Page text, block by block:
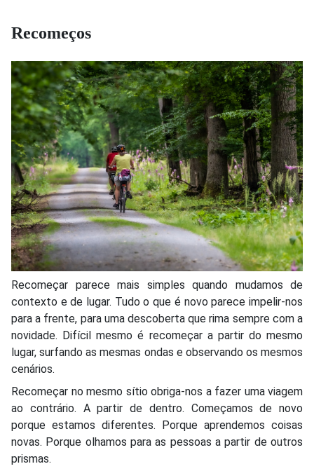
Recomeços
Recomeçar parece mais simples quando mudamos de
contexto e de lugar. Tudo o que é novo parece impelir-nos
para a frente, para uma descoberta que rima sempre com a
novidade. Difícil mesmo é recomeçar a partir do mesmo
lugar, surfando as mesmas ondas e observando os mesmos
cenários.
Recomeçar no mesmo sítio obriga-nos a fazer uma viagem
ao contrário. A partir de dentro. Começamos de novo
porque estamos diferentes. Porque aprendemos coisas
novas. Porque olhamos para as pessoas a partir de outros
prismas.